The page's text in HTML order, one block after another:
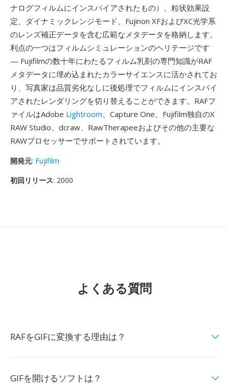
ナログフィルムにインスパイアされたもの）、粒状効果設
定、ダイナミックレンジモード、Fujinon XFおよびXC光学系
のレンズ補正データを含む広範なメタデータを格納します。
利点の一つはフィルムシミュレーションのヘリテージです
— Fujifilmの数十年にわたるフィルム乳剤の専門知識がRAF
メタデータに埋め込まれたカラーサイエンスに活かされてお
り、写真家は品質劣化なしに後処理でフィルムにインスパイ
アされたレンダリングを切り替えることができます。RAFフ
ァイルはAdobe Lightroom、Capture One、Fujifilm独自のX
RAW Studio、dcraw、RawTherapeeおよびその他の主要な
RAWプロセッサーでサポートされています。
開発元: Fujifilm
初回リリース: 2000
よくある質問
RAFをGIFに変換する理由は？
GIFを開けるソフトは？